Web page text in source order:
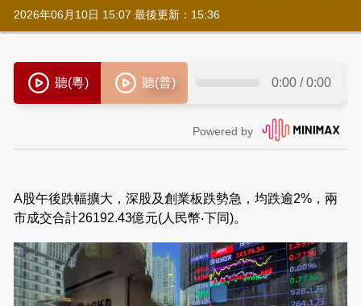
2026年06月10日 15:07 最後更新：15:36
A股午後跌幅擴大，深股及創業板跌勢急，均跌逾2%，兩
市成交合計26192.43億元(人民幣‧下同)。